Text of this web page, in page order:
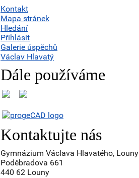
Kontakt
Mapa stránek
Hledání
Přihlásit
Galerie úspěchů
Václav Hlavatý
Dále používáme
Kontaktujte nás
Gymnázium Václava Hlavatého, Louny
Poděbradova 661
440 62 Louny